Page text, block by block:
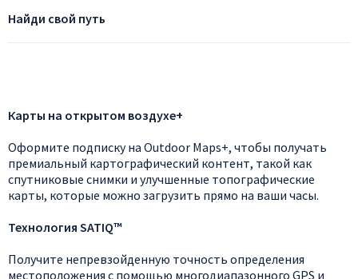
Найди свой путь
Карты на открытом воздухе+
Оформите подписку на Outdoor Maps+, чтобы получать
премиальный картографический контент, такой как
спутниковые снимки и улучшенные топографические
карты, которые можно загрузить прямо на ваши часы.
Технология SATIQ™
Получите непревзойденную точность определения
местоположения с помощью многодиапазонного GPS и